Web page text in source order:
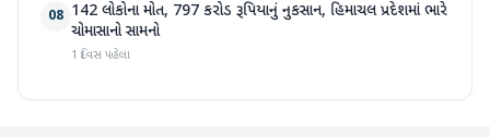
08 142 લોકોના મોત, 797 કરોડ રૂપિયાનું નુકસાન, હિમાચલ પ્રદેશમાં ભારે
ચોમાસાનો સામનો
1 દિવસ પહેલા